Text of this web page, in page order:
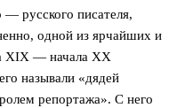
— русского писателя,
одной из ярчайших и
XIX — начала XX
называли «дядей
репортажа». С него